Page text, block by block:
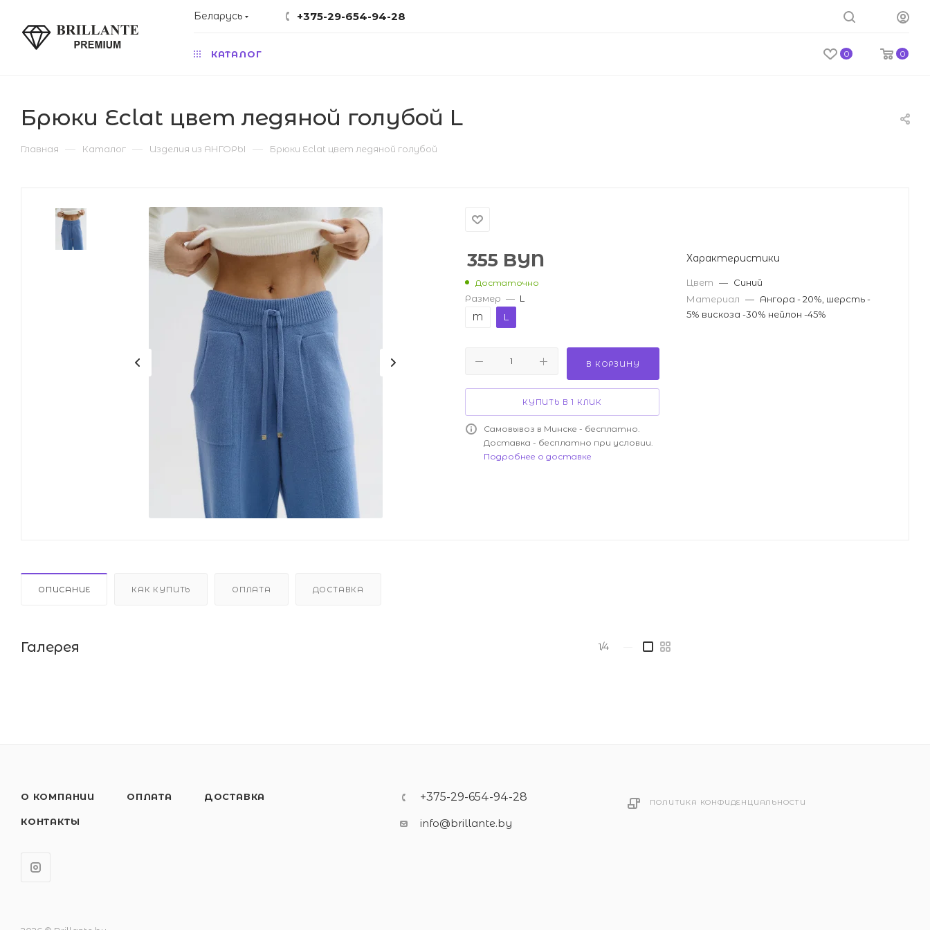
Беларусь +375-29-654-94-28
0 0
КАТАЛОГ
Брюки Eclat цвет ледяной голубой L
Главная — Каталог — Изделия из АНГОРЫ — Брюки Eclat цвет ледяной голубой
355 BYN
Достаточно
Размер — L
M
L
В КОРЗИНУ
КУПИТЬ В 1 КЛИК
Самовывоз в Минске - бесплатно.
Доставка - бесплатно при условии.
Подробнее о доставке
Характеристики
Цвет — Синий
Материал — Ангора - 20%, шерсть -
5% вискоза -30% нейлон -45%
ОПИСАНИЕ КАК КУПИТЬ ОПЛАТА ДОСТАВКА
Галерея 1/4
О КОМПАНИИ ОПЛАТА ДОСТАВКА
КОНТАКТЫ
+375-29-654-94-28
info@brillante.by
ПОЛИТИКА КОНФИДЕНЦИАЛЬНОСТИ